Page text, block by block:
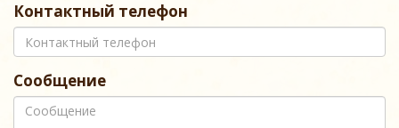
Контактный телефон
Сообщение